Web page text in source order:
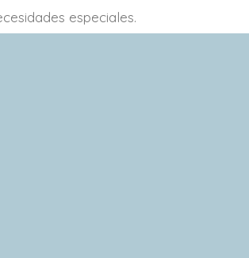
especiales.